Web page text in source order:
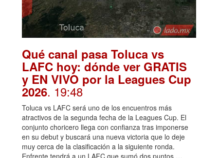
Qué canal pasa Toluca vs
LAFC hoy: dónde ver GRATIS
y EN VIVO por la Leagues Cup
2026. 19:48
Toluca vs LAFC será uno de los encuentros más
atractivos de la segunda fecha de la Leagues Cup. El
conjunto choricero llega con confianza tras imponerse
en su debut y buscará una nueva victoria que lo deje
muy cerca de la clasificación a la siguiente ronda.